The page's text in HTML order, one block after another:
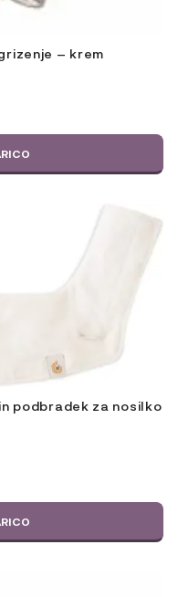
– krem
podbradek za nosilko